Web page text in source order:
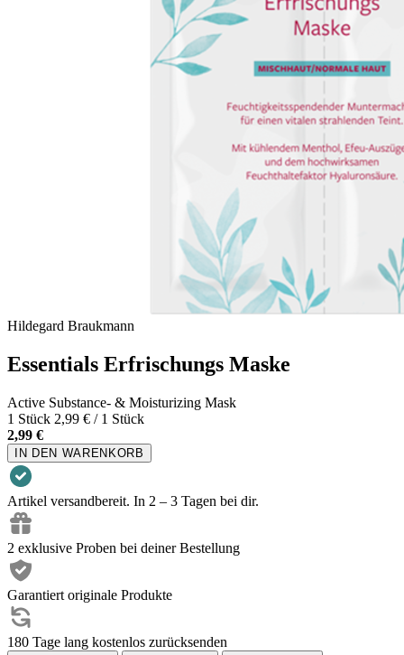
Hildegard Braukmann
Essentials Erfrischungs Maske
Active Substance- & Moisturizing Mask
1 Stück 2,99 € / 1 Stück
2,99 €
IN DEN WARENKORB
Artikel versandbereit. In 2 – 3 Tagen bei dir.
2 exklusive Proben bei deiner Bestellung
Garantiert originale Produkte
180 Tage lang kostenlos zurücksenden